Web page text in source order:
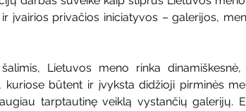
įvairios privačios iniciatyvos – galerijos,
Lietuvos meno rinka
būtent ir įvyksta didžioji pirminės
tarptautinę veiklą vystančių galerijų.